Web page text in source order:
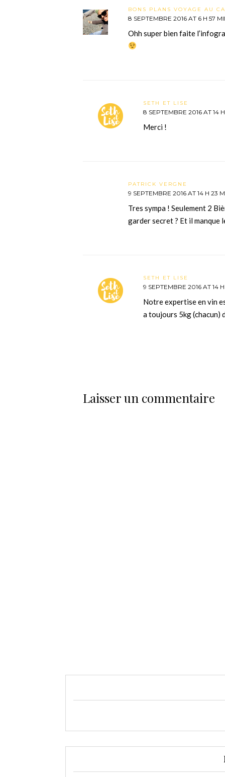
BONS PLANS VOYAGE AU
8 SEPTEMBRE 2016 AT 6 H 57
Ohh super bien faite
SETH ET LISE
8 SEPTEMBRE 2016 AT 14
Merci !
PATRICK VERGNE
9 SEPTEMBRE 2016 AT 14 H 23
Tres sympa ! Seulement 2
garder secret ? Et il manque
SETH ET LISE
9 SEPTEMBRE 2016 AT 14
Notre expertise en vin
a toujours 5kg (chacun)
Laisser un commentaire